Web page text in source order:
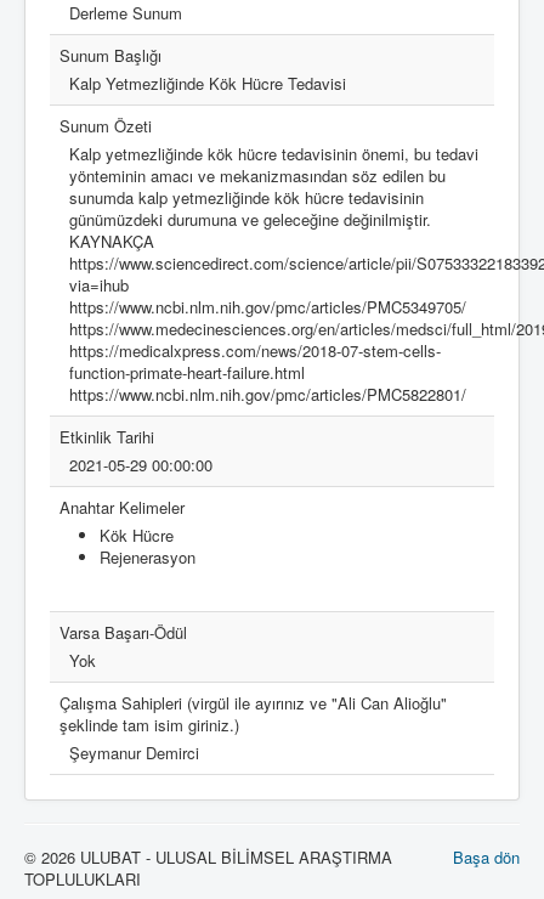
Derleme Sunum
Sunum Başlığı
Kalp Yetmezliğinde Kök Hücre Tedavisi
Sunum Özeti
Kalp yetmezliğinde kök hücre tedavisinin önemi, bu tedavi
yönteminin amacı ve mekanizmasından söz edilen bu
sunumda kalp yetmezliğinde kök hücre tedavisinin
günümüzdeki durumuna ve geleceğine değinilmiştir.
KAYNAKÇA
https://www.sciencedirect.com/science/article/pii/
via=ihub
https://www.ncbi.nlm.nih.gov/pmc/articles/PMC5349705/
https://www.medecinesciences.org/en/articles/medsci/full_html/
https://medicalxpress.com/news/2018-07-stem-cells-
function-primate-heart-failure.html
https://www.ncbi.nlm.nih.gov/pmc/articles/PMC5822801/
Etkinlik Tarihi
2021-05-29 00:00:00
Anahtar Kelimeler
Kök Hücre
Rejenerasyon
Varsa Başarı-Ödül
Yok
Çalışma Sahipleri (virgül ile ayırınız ve "Ali Can Alioğlu"
şeklinde tam isim giriniz.)
Şeymanur Demirci
Başa dön
© 2026 ULUBAT - ULUSAL BİLİMSEL ARAŞTIRMA
TOPLULUKLARI